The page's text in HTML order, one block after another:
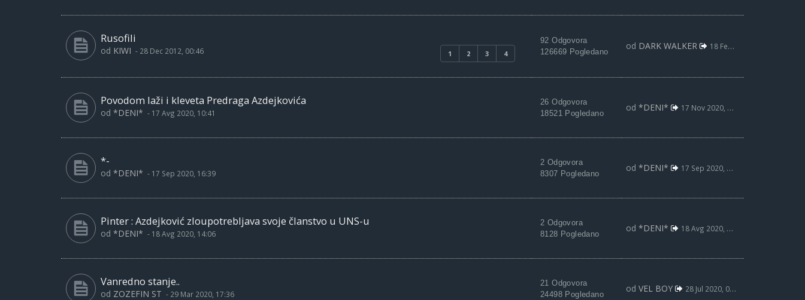
Rusofili
1 2 3 4
od KIWI - 28 Dec 2012, 00:46
92 Odgovora
126669 Pogledano
od DARK WALKER 18 Feb 2021, 22:32
Povodom laži i kleveta Predraga Azdejkovića
od *DENI* - 17 Avg 2020, 10:41
26 Odgovora
18521 Pogledano
od *DENI* 17 Nov 2020, 19:57
*-
od *DENI* - 17 Sep 2020, 16:39
2 Odgovora
8307 Pogledano
od *DENI* 17 Sep 2020, 18:46
Pinter : Azdejković zloupotrebljava svoje članstvo u UNS-u
od *DENI* - 18 Avg 2020, 14:06
2 Odgovora
8128 Pogledano
od *DENI* 18 Avg 2020, 15:35
Vanredno stanje..
od ZOZEFIN ST - 29 Mar 2020, 17:36
21 Odgovora
24498 Pogledano
od VEL BOY 28 Jul 2020, 08:07